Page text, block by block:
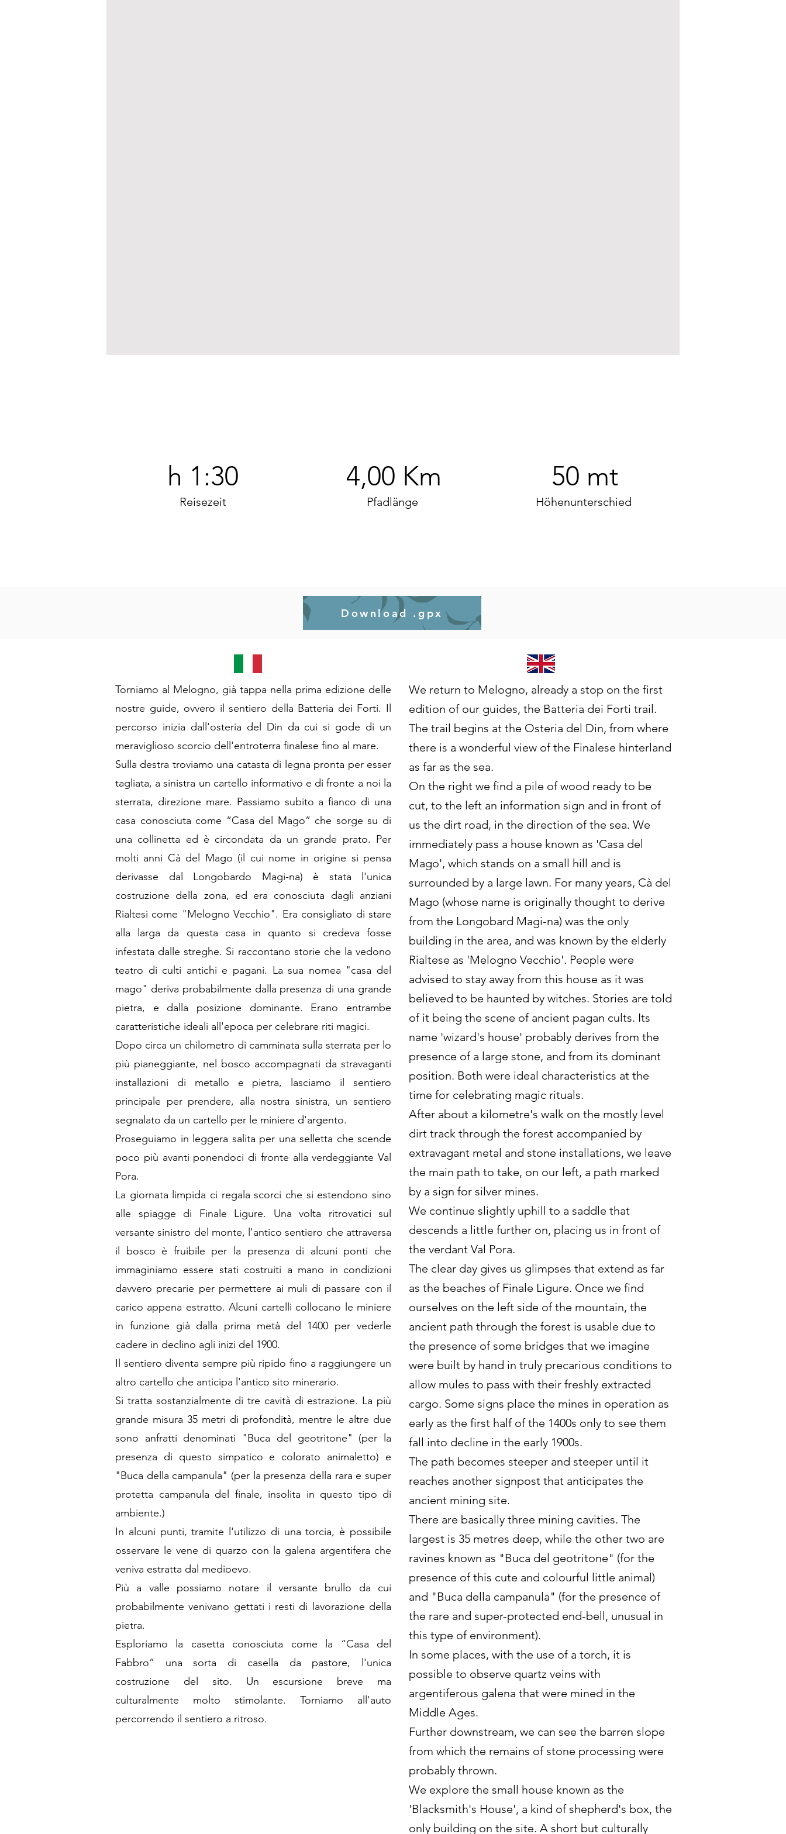
h 1:30
Reisezeit
4,00 Km
Pfadlänge
50 mt
Höhenunterschied
Download .gpx
Torniamo al Melogno, già tappa nella prima edizione delle
nostre guide, ovvero il sentiero della Batteria dei Forti. Il
percorso inizia dall'osteria del Din da cui si gode di un
meraviglioso scorcio dell'entroterra finalese fino al mare.
Sulla destra troviamo una catasta di legna pronta per esser
tagliata, a sinistra un cartello informativo e di fronte a noi la
sterrata, direzione mare. Passiamo subito a fianco di una
casa conosciuta come “Casa del Mago” che sorge su di
una collinetta ed è circondata da un grande prato. Per
molti anni Cà del Mago (il cui nome in origine si pensa
derivasse dal Longobardo Magi-na) è stata l'unica
costruzione della zona, ed era conosciuta dagli anziani
Rialtesi come "Melogno Vecchio". Era consigliato di stare
alla larga da questa casa in quanto si credeva fosse
infestata dalle streghe. Si raccontano storie che la vedono
teatro di culti antichi e pagani. La sua nomea "casa del
mago" deriva probabilmente dalla presenza di una grande
pietra, e dalla posizione dominante. Erano entrambe
caratteristiche ideali all'epoca per celebrare riti magici.
Dopo circa un chilometro di camminata sulla sterrata per lo
più pianeggiante, nel bosco accompagnati da stravaganti
installazioni di metallo e pietra, lasciamo il sentiero
principale per prendere, alla nostra sinistra, un sentiero
segnalato da un cartello per le miniere d'argento.
Proseguiamo in leggera salita per una selletta che scende
poco più avanti ponendoci di fronte alla verdeggiante Val
Pora.
La giornata limpida ci regala scorci che si estendono sino
alle spiagge di Finale Ligure. Una volta ritrovatici sul
versante sinistro del monte, l'antico sentiero che attraversa
il bosco è fruibile per la presenza di alcuni ponti che
immaginiamo essere stati costruiti a mano in condizioni
davvero precarie per permettere ai muli di passare con il
carico appena estratto. Alcuni cartelli collocano le miniere
in funzione già dalla prima metà del 1400 per vederle
cadere in declino agli inizi del 1900.
Il sentiero diventa sempre più ripido fino a raggiungere un
altro cartello che anticipa l'antico sito minerario.
Si tratta sostanzialmente di tre cavità di estrazione. La più
grande misura 35 metri di profondità, mentre le altre due
sono anfratti denominati "Buca del geotritone" (per la
presenza di questo simpatico e colorato animaletto) e
"Buca della campanula" (per la presenza della rara e super
protetta campanula del finale, insolita in questo tipo di
ambiente.)
In alcuni punti, tramite l'utilizzo di una torcia, è possibile
osservare le vene di quarzo con la galena argentifera che
veniva estratta dal medioevo.
Più a valle possiamo notare il versante brullo da cui
probabilmente venivano gettati i resti di lavorazione della
pietra.
Esploriamo la casetta conosciuta come la “Casa del
Fabbro” una sorta di casella da pastore, l'unica
costruzione del sito. Un escursione breve ma
culturalmente molto stimolante. Torniamo all'auto
percorrendo il sentiero a ritroso.
We return to Melogno, already a stop on the first
edition of our guides, the Batteria dei Forti trail.
The trail begins at the Osteria del Din, from where
there is a wonderful view of the Finalese hinterland
as far as the sea.
On the right we find a pile of wood ready to be
cut, to the left an information sign and in front of
us the dirt road, in the direction of the sea. We
immediately pass a house known as 'Casa del
Mago', which stands on a small hill and is
surrounded by a large lawn. For many years, Cà del
Mago (whose name is originally thought to derive
from the Longobard Magi-na) was the only
building in the area, and was known by the elderly
Rialtese as 'Melogno Vecchio'. People were
advised to stay away from this house as it was
believed to be haunted by witches. Stories are told
of it being the scene of ancient pagan cults. Its
name 'wizard's house' probably derives from the
presence of a large stone, and from its dominant
position. Both were ideal characteristics at the
time for celebrating magic rituals.
After about a kilometre's walk on the mostly level
dirt track through the forest accompanied by
extravagant metal and stone installations, we leave
the main path to take, on our left, a path marked
by a sign for silver mines.
We continue slightly uphill to a saddle that
descends a little further on, placing us in front of
the verdant Val Pora.
The clear day gives us glimpses that extend as far
as the beaches of Finale Ligure. Once we find
ourselves on the left side of the mountain, the
ancient path through the forest is usable due to
the presence of some bridges that we imagine
were built by hand in truly precarious conditions to
allow mules to pass with their freshly extracted
cargo. Some signs place the mines in operation as
early as the first half of the 1400s only to see them
fall into decline in the early 1900s.
The path becomes steeper and steeper until it
reaches another signpost that anticipates the
ancient mining site.
There are basically three mining cavities. The
largest is 35 metres deep, while the other two are
ravines known as "Buca del geotritone" (for the
presence of this cute and colourful little animal)
and "Buca della campanula" (for the presence of
the rare and super-protected end-bell, unusual in
this type of environment).
In some places, with the use of a torch, it is
possible to observe quartz veins with
argentiferous galena that were mined in the
Middle Ages.
Further downstream, we can see the barren slope
from which the remains of stone processing were
probably thrown.
We explore the small house known as the
'Blacksmith's House', a kind of shepherd's box, the
only building on the site. A short but culturally